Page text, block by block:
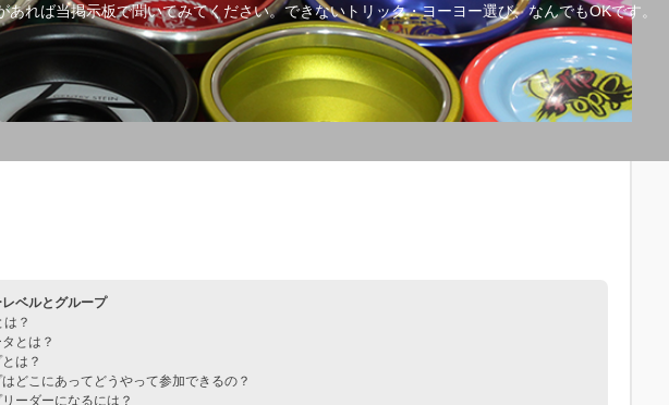
れば当掲示板で聞いてみてください。できないトリック・ヨーヨー選び、なんでもOKです。
ベルとグループ
？
とは？
は？
どこにあってどうやって参加できるの？
ーダーになるには？